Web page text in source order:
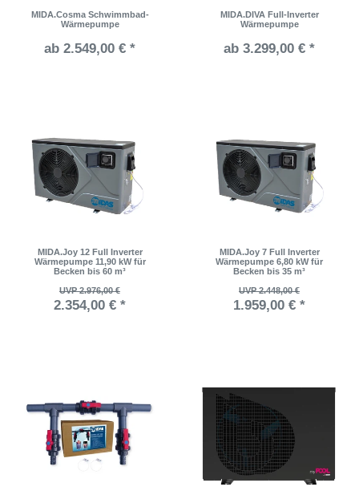
MIDA.Cosma Schwimmbad-
Wärmepumpe
ab 2.549,00 € *
MIDA.DIVA Full-Inverter
Wärmepumpe
ab 3.299,00 € *
MIDA.Joy 12 Full Inverter
Wärmepumpe 11,90 kW für
Becken bis 60 m³
UVP 2.976,00 €
2.354,00 € *
MIDA.Joy 7 Full Inverter
Wärmepumpe 6,80 kW für
Becken bis 35 m³
UVP 2.448,00 €
1.959,00 € *